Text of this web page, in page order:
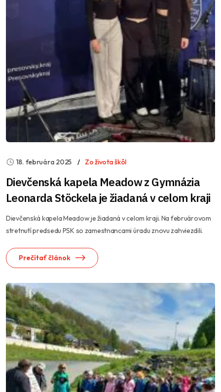
18. februára 2025 Zo života škôl
Dievčenská kapela Meadow z Gymnázia
Leonarda Stöckela je žiadaná v celom kraji
Dievčenská kapela Meadow je žiadaná v celom kraji. Na februárovom
stretnutí predsedu PSK so zamestnancami úradu znovu zahviezdili.
Prečítať článok